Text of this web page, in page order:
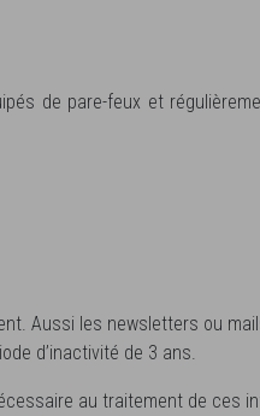
de pare-feux et
Aussi les newsletters ou
d’inactivité de 3 ans.
au traitement de ces